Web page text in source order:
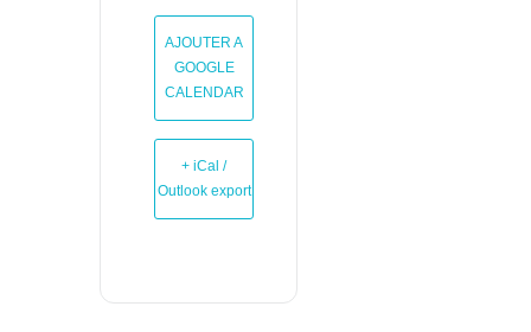
AJOUTER A
GOOGLE
CALENDAR
+ iCal /
Outlook export